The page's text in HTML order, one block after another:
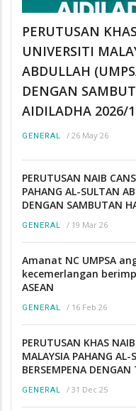
PERUTUSAN
UNIVERSITI
ABDULLAH
DENGAN
AIDILADHA 2026/
GENERAL / 26 May 26
PERUTUSAN NAIB
PAHANG AL-SULTAN
DENGAN SAMBUTAN
GENERAL / 19 Mar 26
Amanat NC UMPSA
kecemerlangan
ASEAN
GENERAL / 16 Feb 26
PERUTUSAN KHAS
MALAYSIA PAHANG
BERSEMPENA
GENERAL / 31 Dec 25